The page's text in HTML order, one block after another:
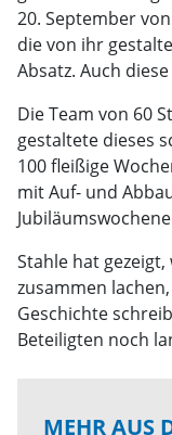
20. September
die von ihr
Absatz. Auch
Die Team von 60
gestaltete dieses
100 fleißige
mit Auf- und
Stahle hat
zusammen
Geschichte
Beteiligten noch
MEHR AUS